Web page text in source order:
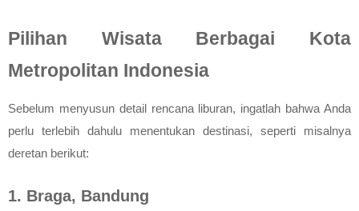
Pilihan Wisata Berbagai Kota
Metropolitan Indonesia
Sebelum menyusun detail rencana liburan, ingatlah bahwa Anda
perlu terlebih dahulu menentukan destinasi, seperti misalnya
deretan berikut:
1. Braga, Bandung